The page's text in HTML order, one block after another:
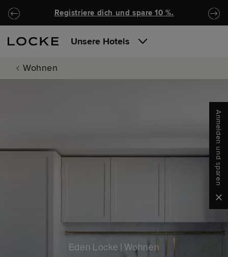
Zu Hauptinhalt springen
Locke.Header.SkipToNav
Registriere dich und spare 10 %.
Unsere Hotels
Wohnen
Eden Locke | Wohnen
Anmelden und sparen